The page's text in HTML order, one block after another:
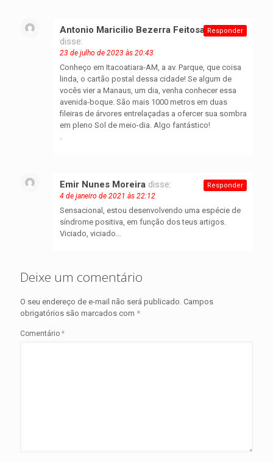
Antonio Maricilio Bezerra Feitosa Mendes
disse:
23 de julho de 2023 às 20:43
Conheço em Itacoatiara-AM, a av. Parque, que coisa
linda, o cartão postal dessa cidade! Se algum de
vocês vier a Manaus, um dia, venha conhecer essa
avenida-boque. São mais 1000 metros em duas
fileiras de árvores entrelaçadas a ofercer sua sombra
em pleno Sol de meio-dia. Algo fantástico!
.
Responder
Emir Nunes Moreira disse:
4 de janeiro de 2021 às 22:12
Sensacional, estou desenvolvendo uma espécie de
síndrome positiva, em função dos teus artigos.
Viciado, viciado…
Responder
Deixe um comentário
O seu endereço de e-mail não será publicado. Campos
obrigatórios são marcados com *
Comentário *